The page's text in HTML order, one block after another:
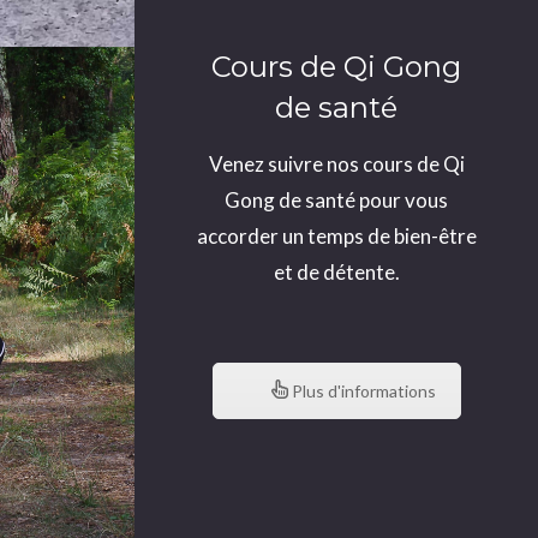
Cours de Qi Gong
de santé
Venez suivre nos cours de Qi
Gong de santé pour vous
accorder un temps de bien-être
et de détente.
Plus d'informations